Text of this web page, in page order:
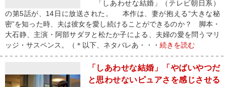
「しあわせな結婚」（テレビ朝日系）
の第5話が、14日に放送された。 本作は、妻が抱える“大きな秘
密”を知った時、夫は彼女を愛し続けることができるのか？ 脚本・
大石静、主演・阿部サダヲと松たか子による、夫婦の愛を問うマリ
ッジ・サスペンス。（＊以下、ネタバレあ・・・ 続きを読む
「しあわせな結婚」「やばいやつだ
と思わせないピュアさを感じさせる